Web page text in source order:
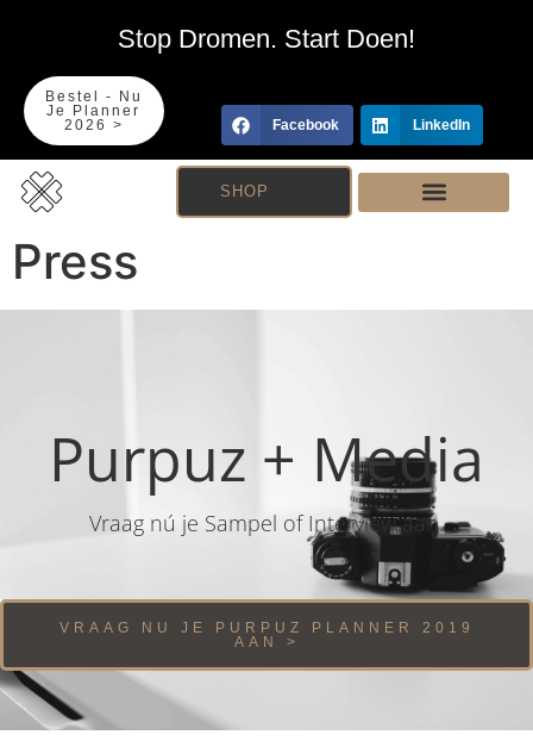
Stop Dromen. Start Doen!
Bestel - Nu
Je Planner
2026 >
Facebook LinkedIn
SHOP
Press
Purpuz + Media
Vraag nú je Sampel of Interview aan.
VRAAG NU JE PURPUZ PLANNER 2019
AAN >